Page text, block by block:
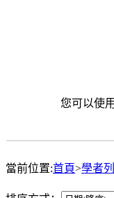
您可以使
當前位置:首頁>學者